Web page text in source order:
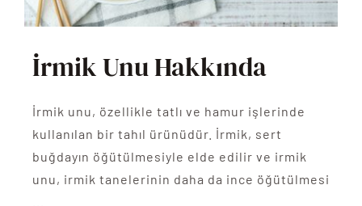
İrmik Unu Hakkında
İrmik unu, özellikle tatlı ve hamur işlerinde
kullanılan bir tahıl ürünüdür. İrmik, sert
buğdayın öğütülmesiyle elde edilir ve irmik
unu, irmik tanelerinin daha da ince öğütülmesi